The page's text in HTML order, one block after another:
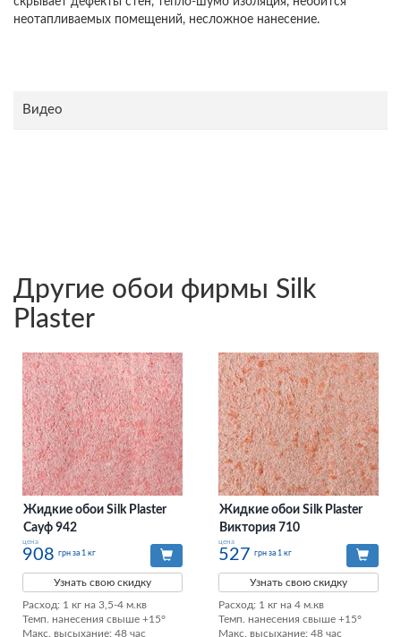
неотапливаемых помещений, несложное нанесение.
Видео
Другие обои фирмы Silk
Plaster
Жидкие обои Silk Plaster
Сауф 942
цена
908 грн за 1 кг
Узнать свою скидку
Расход: 1 кг на 3,5-4 м.кв
Темп. нанесения свыше +15°
Макс. высыхание: 48 час
Жидкие обои Silk Plaster
Виктория 710
цена
527 грн за 1 кг
Узнать свою скидку
Расход: 1 кг на 4 м.кв
Темп. нанесения свыше +15°
Макс. высыхание: 48 час